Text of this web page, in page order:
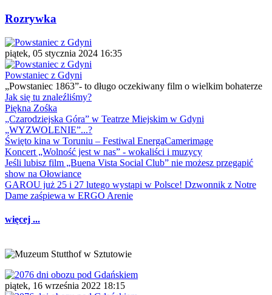
Rozrywka
piątek, 05 stycznia 2024 16:35
Powstaniec z Gdyni
„Powstaniec 1863”- to długo oczekiwany film o wielkim bohaterze
Jak się tu znaleźliśmy?
Piękna Zośka
„Czarodziejska Góra” w Teatrze Miejskim w Gdyni
„WYZWOLENIE”...?
Święto kina w Toruniu – Festiwal EnergaCamerimage
Koncert „Wolność jest w nas” - wokaliści i muzycy
Jeśli lubisz film „Buena Vista Social Club” nie możesz przegapić
show na Ołowiance
GAROU już 25 i 27 lutego wystąpi w Polsce! Dzwonnik z Notre
Dame zaśpiewa w ERGO Arenie
więcej ...
piątek, 16 września 2022 18:15